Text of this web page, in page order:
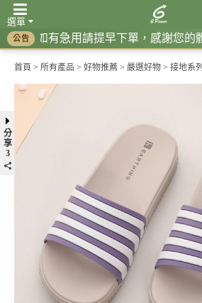
選單
頻率共振系列
調節生理時鐘系列 紅光系列
公告
提早下單，感謝您的體諒！
首頁 > 所有產品 > 好物推薦 > 嚴選好物 > 接地系列
分
享
3